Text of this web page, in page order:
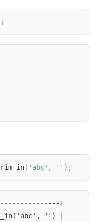
;
( 'abc' , '' ) ;
+
'') |